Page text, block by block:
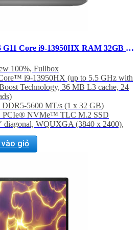
HP ZBook Fury 16 G11 Core i9-13950HX RAM 32GB SSD 1TB RTX 1000 Ada Windows 11 Pro
100%, Fullbox
i9-13950HX (up to 5.5 GHz with
Technology, 36 MB L3 cache, 24
5600 MT/s (1 x 32 GB)
PCIe® NVMe™ TLC M.2 SSD
diagonal, WQUXGA (3840 x 2400),
DCI-P3
Discrete, NVIDIA RTX™ 1000 Ada
Kg
giỏ